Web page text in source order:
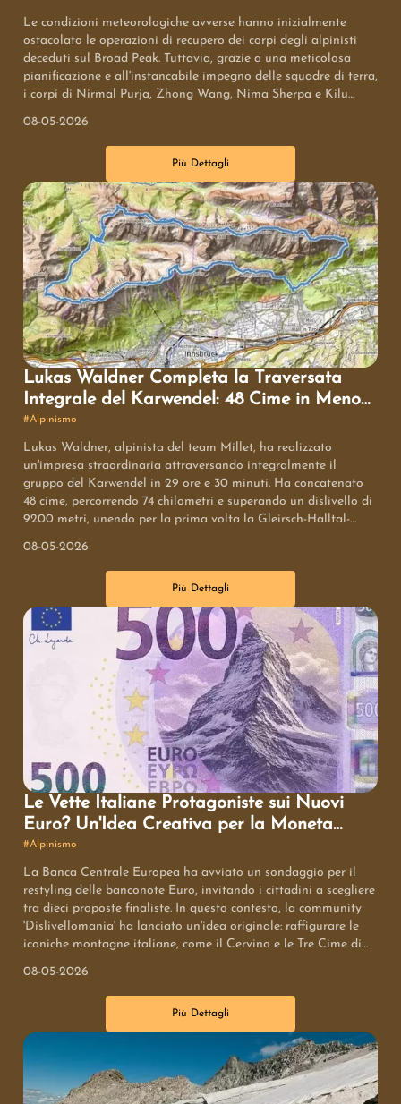
Le condizioni meteorologiche avverse hanno inizialmente
ostacolato le operazioni di recupero dei corpi degli alpinisti
deceduti sul Broad Peak. Tuttavia, grazie a una meticolosa
pianificazione e all'instancabile impegno delle squadre di terra,
i corpi di Nirmal Purja, Zhong Wang, Nima Sherpa e Kilu
di un miglioramento del tempo.
08-05-2026
Più Dettagli
Lukas Waldner Completa la Traversata
Integrale del Karwendel: 48 Cime in Meno
di 30 Ore
#Alpinismo
Lukas Waldner, alpinista del team Millet, ha realizzato
un'impresa straordinaria attraversando integralmente il
gruppo del Karwendel in 29 ore e 30 minuti. Ha concatenato
48 cime, percorrendo 74 chilometri e superando un dislivello di
9200 metri, unendo per la prima volta la Gleirsch-Halltal-
terreno esposto e tecnicamente impegnativo.
08-05-2026
Più Dettagli
Le Vette Italiane Protagoniste sui Nuovi
Euro? Un'Idea Creativa per la Moneta
Unica
#Alpinismo
La Banca Centrale Europea ha avviato un sondaggio per il
restyling delle banconote Euro, invitando i cittadini a scegliere
tra dieci proposte finaliste. In questo contesto, la community
'Dislivellomania' ha lanciato un'idea originale: raffigurare le
iconiche montagne italiane, come il Cervino e le Tre Cime di
l'identità europea attraverso le sue maestose vette.
08-05-2026
Più Dettagli